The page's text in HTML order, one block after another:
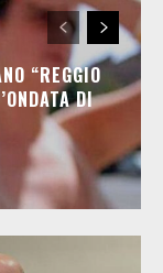
“REGGIO
DI